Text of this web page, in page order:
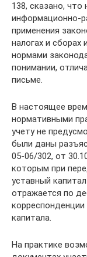
138, сказано,
информационно-
применения
налогах и сборах
нормами
понимании,
письме.
В настоящее
нормативными
учету не
были даны
05-06/302, от
которым при
уставный
отражается по
капитала.
На практике